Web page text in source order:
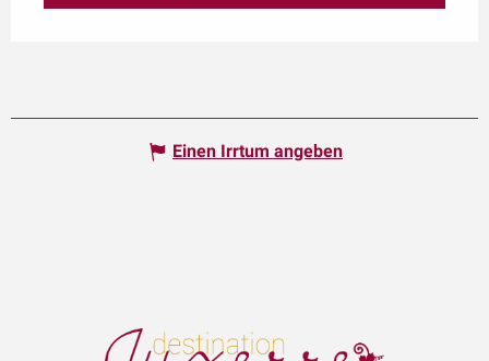
Einen Irrtum angeben